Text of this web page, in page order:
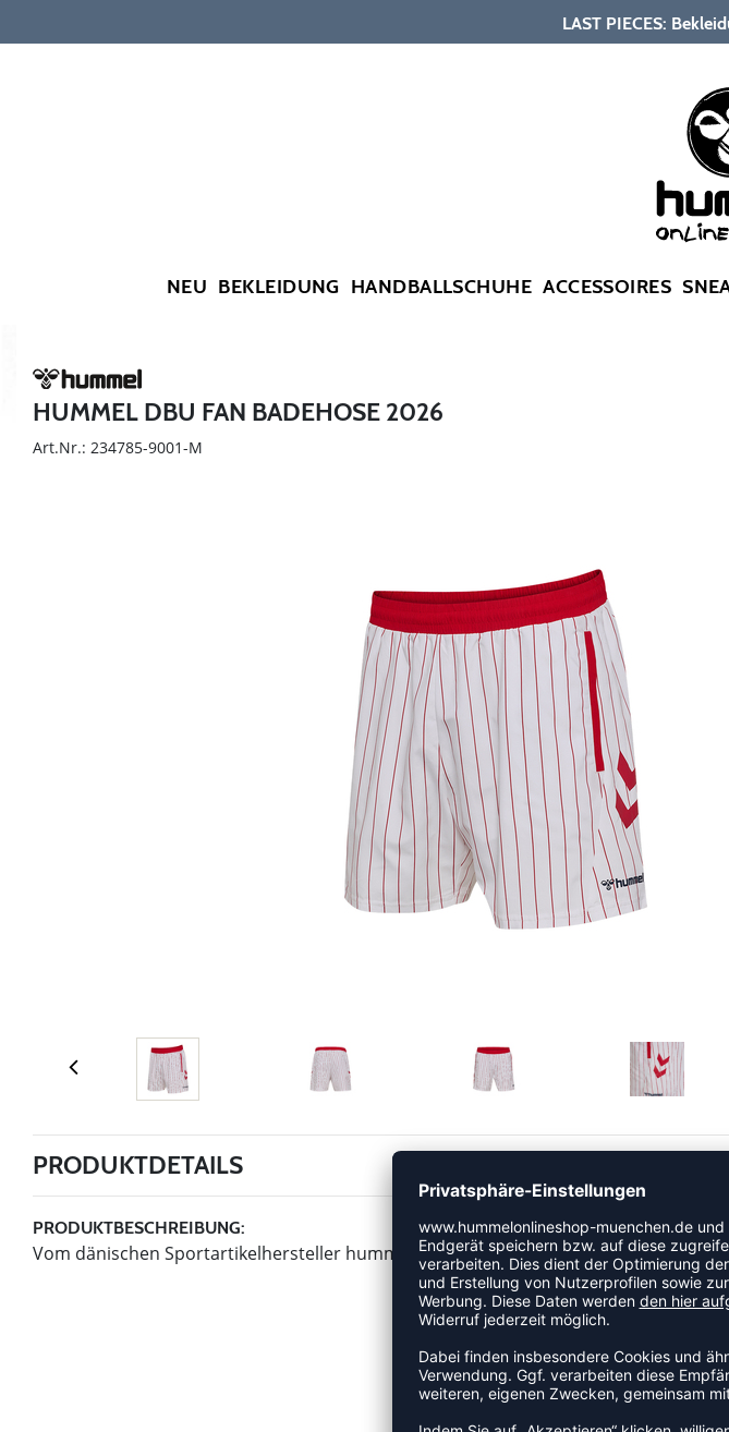
LAST PIECES:
NEU BEKLEIDUNG HANDBALLSCHUHE ACCESSOIRES
HUMMEL DBU FAN BADEHOSE 2026
Art.Nr.: 234785-9001-M
PRODUKTDETAILS
PRODUKTBESCHREIBUNG:
Vom dänischen Sportartikelhersteller hummel für die Dänen: DBU Fan Badehose